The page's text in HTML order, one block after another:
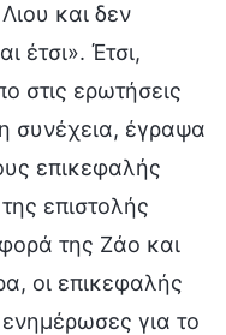
και δεν
έτσι». Έτσι,
στις ερωτήσεις
συνέχεια, έγραψα
επικεφαλής
επιστολής
της Ζάο και
οι επικεφαλής
για το